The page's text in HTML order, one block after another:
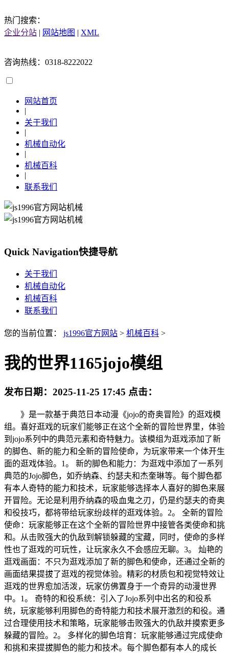
热门搜索：
企业分站 | 网站地图 | XML
咨询热线：0318-8222022
网站首页
|
关于我们
|
机械自动化
|
机械百科
|
联系我们
Quick Navigation快捷导航
关于我们
机械自动化
机械百科
联系我们
您的当前位置： js1996官方网站 > 机械百科 >
我的世界1165jojo模组
发布日期： 2025-11-25 17:45 点击：
》是一款基于典范日本动漫《jojo的奇奥冒险》的逛戏模
组。喜好逛戏的玩家们能够正在这个全新的冒险世界里，体验
到jojo系列中的典范元素和奇特魅力。该模组为逛戏添加了新
的脚色、新的能力和全新的冒险使命，为玩家带来一个体开生
面的逛戏体验。1。 新的脚色和能力：为逛戏中添加了一系列
典范的Jojo脚色，如乔纳森、约瑟夫和杰奎琳等。每个脚色都
有本人奇特的能力和技术，玩家能够选择本人喜好的脚色来展
开冒险。无论是利用乔纳森的吸血鬼之刃，仍是约瑟夫的奇奥
和役技巧，都将带给玩家纷歧样的逛戏体验。2。 全新的冒险
使命：玩家能够正在这个全新的冒险世界中接管各类使命和挑
和。从击败强大的仇敌到解锁躲藏的宝藏，同时，使命的多样
性也了逛戏的可玩性，让玩家永久不会感应无聊。3。 灿艳的
逛戏画面：不只为逛戏添加了新的脚色和使命，还通过全新的
画面结果提拔了逛戏的视觉体验。精彩的材质包和视觉特效让
逛戏的世界愈加活泼，玩家仿佛置身于一个奇异的动漫世界
中。1。 奇特的和役系统：引入了Jojo系列中出名的和役系
统，玩家能够利用脚色的奇特能力和技术展开激烈的和役。通
过合理使用技术和策略，玩家能够击败强大的仇敌并摸索更多
躲藏的冒险。2。 多样化的脚色培育：玩家能够通过完成使命
和挑和来提拔脚色的能力和技术。每个脚色都有本人的成长